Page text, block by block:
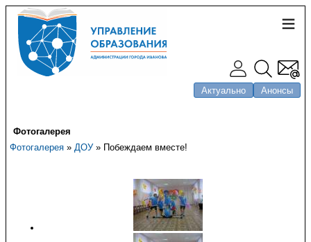
Актуально Анонсы
Фотогалерея
Фотогалерея » ДОУ» Побеждаем вместе!